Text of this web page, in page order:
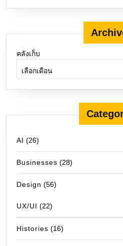
คลังเก็บ
AI (26)
Businesses (28)
Design (56)
UX/UI (22)
Histories (16)